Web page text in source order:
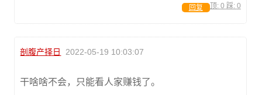
顶: 0 踩: 0
回复
剖腹产择日 2022-05-19 10:03:07
干啥啥不会，只能看人家赚钱了。